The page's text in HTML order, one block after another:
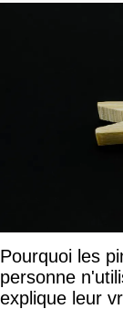
Pourquoi les
personne
explique leur